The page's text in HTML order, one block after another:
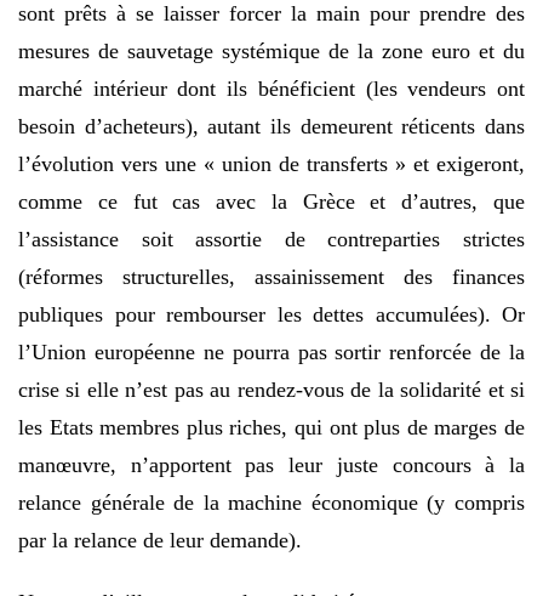
sont prêts à se laisser forcer la main pour prendre des
mesures de sauvetage systémique de la zone euro et du
marché intérieur dont ils bénéficient (les vendeurs ont
besoin d’acheteurs), autant ils demeurent réticents dans
l’évolution vers une « union de transferts » et exigeront,
comme ce fut cas avec la Grèce et d’autres, que
l’assistance soit assortie de contreparties strictes
(réformes structurelles, assainissement des finances
publiques pour rembourser les dettes accumulées). Or
l’Union européenne ne pourra pas sortir renforcée de la
crise si elle n’est pas au rendez-vous de la solidarité et si
les Etats membres plus riches, qui ont plus de marges de
manœuvre, n’apportent pas leur juste concours à la
relance générale de la machine économique (y compris
par la relance de leur demande).